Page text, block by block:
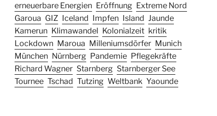
erneuerbare Energien Eröffnung Extreme Nord
Garoua GIZ Iceland Impfen Island Jaunde
Kamerun Klimawandel Kolonialzeit kritik
Lockdown Maroua Milleniumsdörfer Munich
München Nürnberg Pandemie Pflegekräfte
Richard Wagner Starnberg Starnberger See
Tournee Tschad Tutzing Weltbank Yaounde